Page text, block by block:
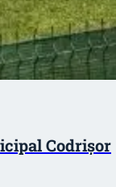
Codrișor